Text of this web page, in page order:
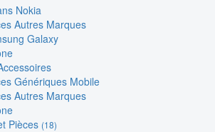
Nokia
Autres Marques
Galaxy
Génériques Mobile
Autres Marques
Pièces (18)